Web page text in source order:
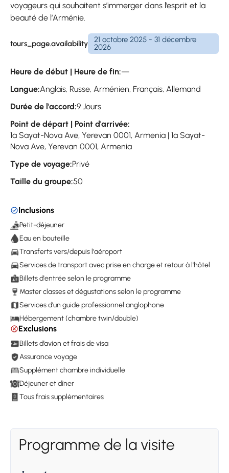
voyageurs qui souhaitent s’immerger dans l’esprit et la
beauté de l’Arménie.
tours_page.availability
21 octobre 2025 - 31 décembre
2026
Heure de début | Heure de fin:—
Langue:Anglais, Russe, Arménien, Français, Allemand
Durée de l'accord:9 Jours
Point de départ | Point d'arrivée:
1a Sayat-Nova Ave, Yerevan 0001, Armenia | 1a Sayat-
Nova Ave, Yerevan 0001, Armenia
Type de voyage:Privé
Taille du groupe:50
Inclusions
Petit-déjeuner
Eau en bouteille
Transferts vers/depuis l'aéroport
Services de transport avec prise en charge et retour à l'hôtel
Billets d'entrée selon le programme
Master classes et dégustations selon le programme
Services d’un guide professionnel anglophone
Hébergement (chambre twin/double)
Exclusions
Billets d’avion et frais de visa
Assurance voyage
Supplément chambre individuelle
Déjeuner et dîner
Tous frais supplémentaires
Programme de la visite